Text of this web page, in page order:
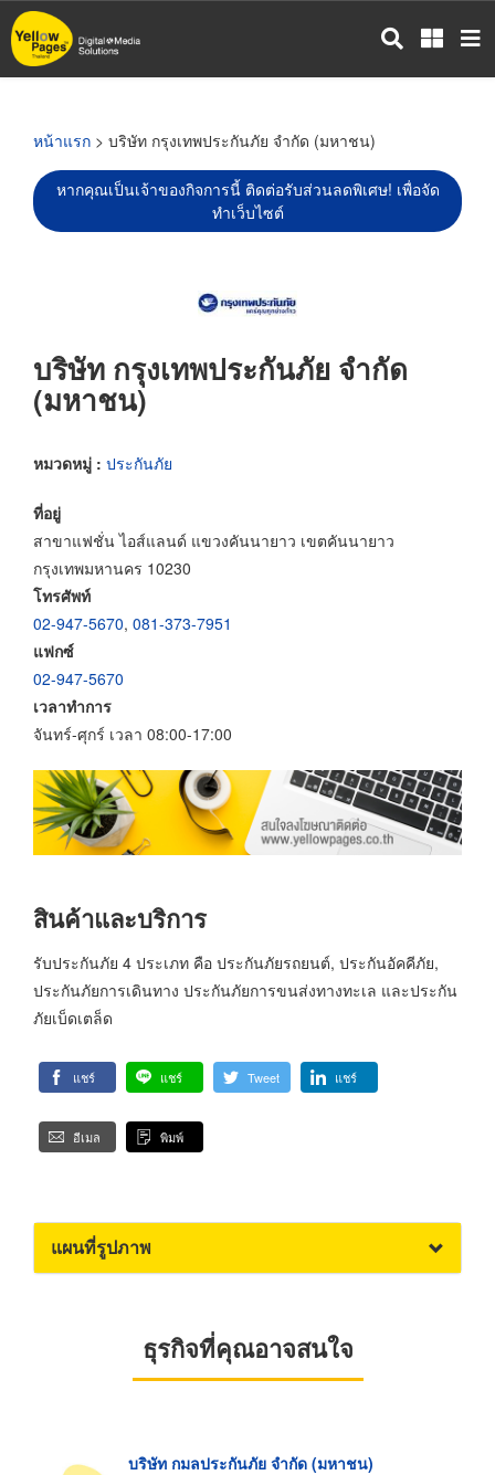
ข้าม
ไป
หน้าแรก > บริษัท กรุงเทพประกันภัย จำกัด (มหาชน)
หากคุณเป็นเจ้าของกิจการนี้ ติดต่อรับส่วนลดพิเศษ! เพื่อจัด
ทำเว็บไซต์
บริษัท กรุงเทพประกันภัย จำกัด
(มหาชน)
หมวดหมู่ : ประกันภัย
ที่อยู่
สาขาแฟชั่น ไอส์แลนด์ แขวงคันนายาว เขตคันนายาว
กรุงเทพมหานคร 10230
โทรศัพท์
02-947-5670, 081-373-7951
แฟกซ์
02-947-5670
เวลาทำการ
จันทร์-ศุกร์ เวลา 08:00-17:00
สินค้าและบริการ
รับประกันภัย 4 ประเภท คือ ประกันภัยรถยนต์, ประกันอัคคีภัย,
ประกันภัยการเดินทาง ประกันภัยการขนส่งทางทะเล และประกัน
ภัยเบ็ดเตล็ด
แชร์ แชร์ Tweet แชร์
อีเมล พิมพ์
แผนที่รูปภาพ
ธุรกิจที่คุณอาจสนใจ
บริษัท กมลประกันภัย จำกัด (มหาชน)